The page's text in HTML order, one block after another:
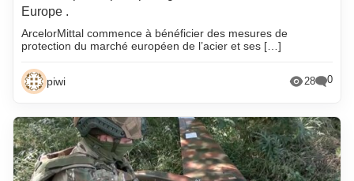
Europe .
ArcelorMittal commence à bénéficier des mesures de
protection du marché européen de l’acier et ses […]
piwi 28 0